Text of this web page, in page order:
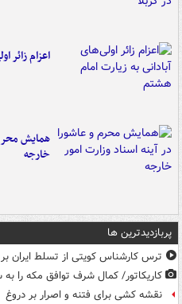
اعزام زائر
همایش
خارجه
پربازدیدترین ها
ترس کارشناس کویتی از تسلط ایران
کاریکاتور/ کمال شرف توافق مکه را
نقشه کشی برای فتنه و اصرار بر دروغ